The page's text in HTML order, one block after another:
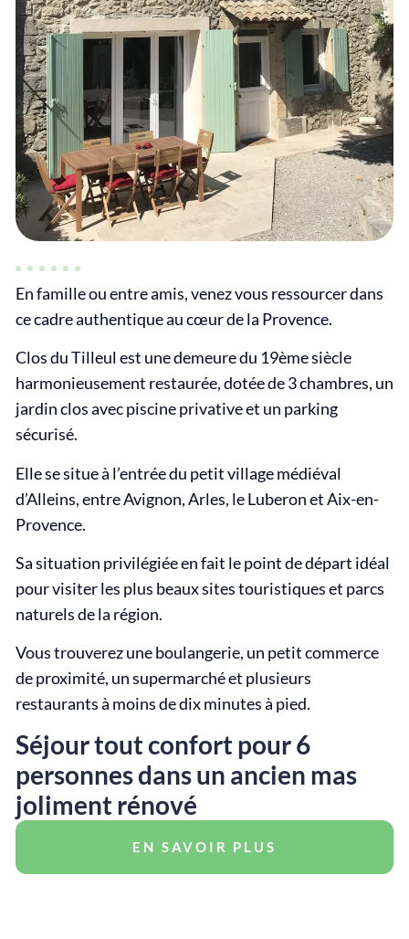
En famille ou entre amis, venez vous ressourcer dans
ce cadre authentique au cœur de la Provence.
Clos du Tilleul est une demeure du 19ème siècle
harmonieusement restaurée, dotée de 3 chambres, un
jardin clos avec piscine privative et un parking
sécurisé.
Elle se situe à l’entrée du petit village médiéval
d’Alleins, entre Avignon, Arles, le Luberon et Aix-en-
Provence.
Sa situation privilégiée en fait le point de départ idéal
pour visiter les plus beaux sites touristiques et parcs
naturels de la région.
Vous trouverez une boulangerie, un petit commerce
de proximité, un supermarché et plusieurs
restaurants à moins de dix minutes à pied.
Séjour tout confort pour 6
personnes dans un ancien mas
joliment rénové
EN SAVOIR PLUS